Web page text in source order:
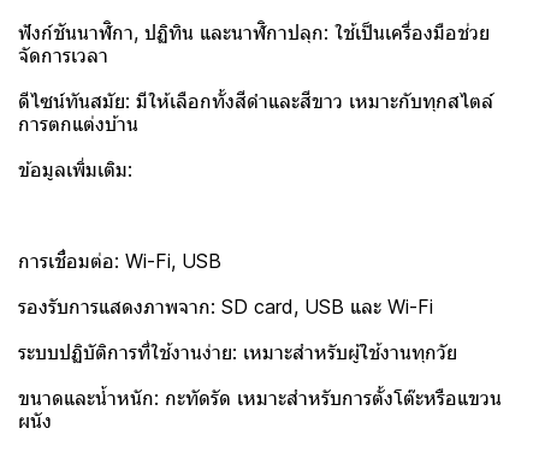
ฟังก์ชันนาฬิกา, ปฏิทิน และนาฬิกาปลุก: ใช้เป็นเครื่องมือช่วย
จัดการเวลา
ดีไซน์ทันสมัย: มีให้เลือกทั้งสีดำและสีขาว เหมาะกับทุกสไตล์
การตกแต่งบ้าน
ข้อมูลเพิ่มเติม:
การเชื่อมต่อ: Wi-Fi, USB
รองรับการแสดงภาพจาก: SD card, USB และ Wi-Fi
ระบบปฏิบัติการที่ใช้งานง่าย: เหมาะสำหรับผู้ใช้งานทุกวัย
ขนาดและน้ำหนัก: กะทัดรัด เหมาะสำหรับการตั้งโต๊ะหรือแขวน
ผนัง